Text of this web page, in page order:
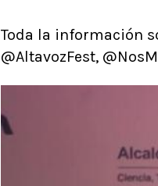
Toda la información
@AltavozFest,